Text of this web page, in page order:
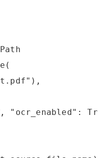
"ocr_enabled": Tr